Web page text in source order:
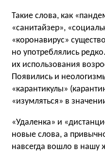
Такие слова, как
«санитайзер»,
«коронавирус»
но употреблялись
их использования
Появились и
«карантикулы»
«изумляться» в
«Удаленка» и
новые слова, а
навсегда вошло в нашу